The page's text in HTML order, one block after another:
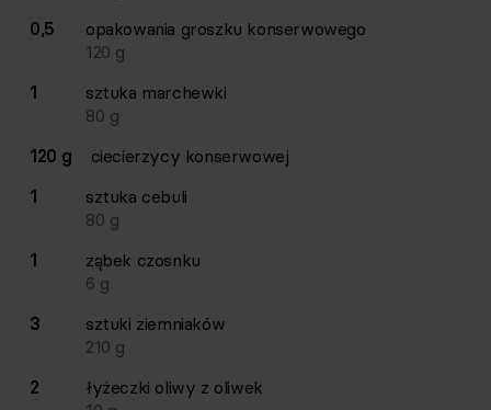
0,5
opakowania groszku konserwowego
120 g
1
sztuka marchewki
80 g
120 g
ciecierzycy konserwowej
1
sztuka cebuli
80 g
1
ząbek czosnku
6 g
3
sztuki ziemniaków
210 g
2
łyżeczki oliwy z oliwek